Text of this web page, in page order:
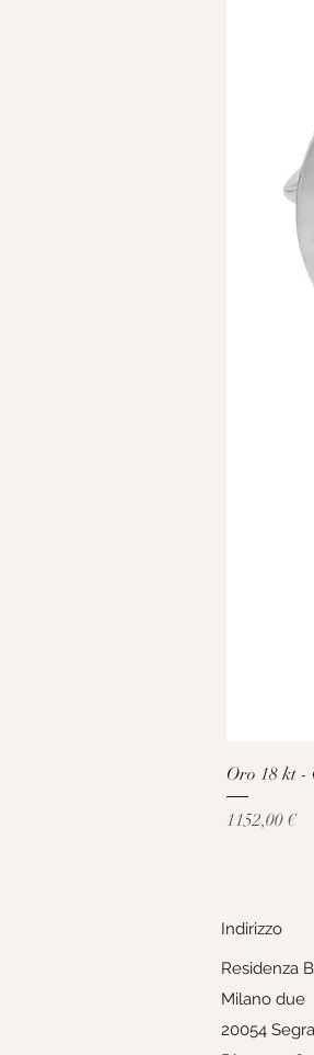
Oro 18 kt
Prezzo
1152,00 €
Indirizzo
Residenza
Milano due
20054